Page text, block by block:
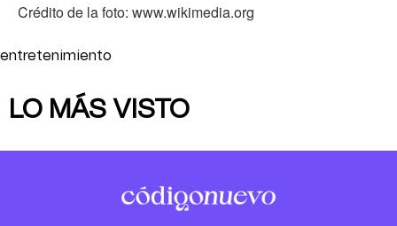
Crédito de la foto: www.wikimedia.org
entretenimiento
LO MÁS VISTO